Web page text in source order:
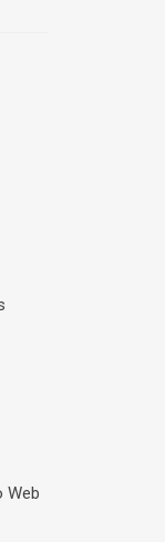
Web